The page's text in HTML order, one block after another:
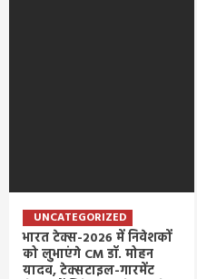
UNCATEGORIZED
भारत टेक्स-2026 में निवेशकों
को लुभाएंगे CM डॉ. मोहन
यादव, टेक्सटाइल-गारमेंट